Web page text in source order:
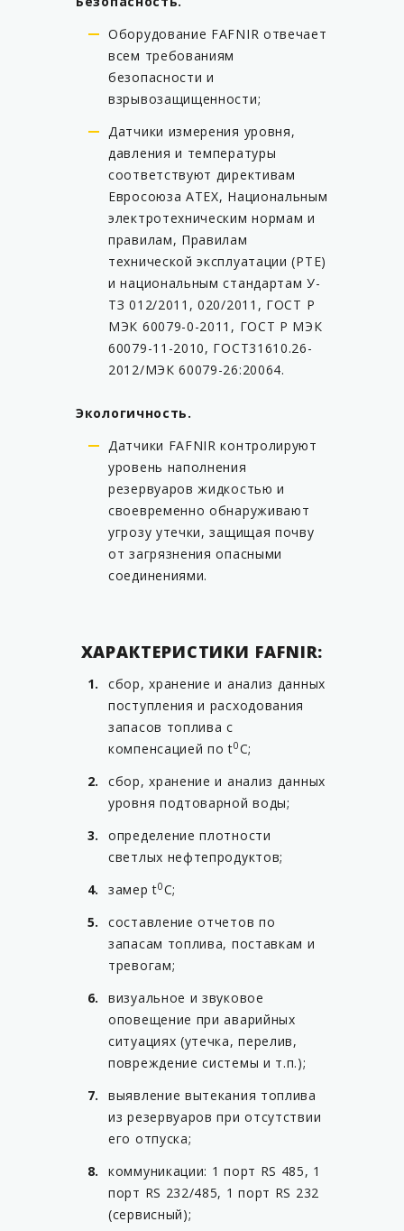
Оборудование FAFNIR отвечает
всем требованиям
безопасности и
взрывозащищенности;
Датчики измерения уровня,
давления и температуры
соответствуют директивам
Евросоюза ATEX, Национальным
электротехническим нормам и
правилам, Правилам
технической эксплуатации (PTE)
и национальным стандартам У-
ТЗ 012/2011, 020/2011, ГОСТ Р
МЭК 60079-0-2011, ГОСТ Р МЭК
60079-11-2010, ГОСТ31610.26-
2012/МЭК 60079-26:20064.
Экологичность.
Датчики FAFNIR контролируют
уровень наполнения
резервуаров жидкостью и
своевременно обнаруживают
угрозу утечки, защищая почву
от загрязнения опасными
соединениями.
ХАРАКТЕРИСТИКИ FAFNIR:
сбор, хранение и анализ данных
поступления и расходования
запасов топлива с
компенсацией по t0С;
сбор, хранение и анализ данных
уровня подтоварной воды;
определение плотности
светлых нефтепродуктов;
замер t0С;
составление отчетов по
запасам топлива, поставкам и
тревогам;
визуальное и звуковое
оповещение при аварийных
ситуациях (утечка, перелив,
повреждение системы и т.п.);
выявление вытекания топлива
из резервуаров при отсутствии
его отпуска;
коммуникации: 1 порт RS 485, 1
порт RS 232/485, 1 порт RS 232
(сервисный);